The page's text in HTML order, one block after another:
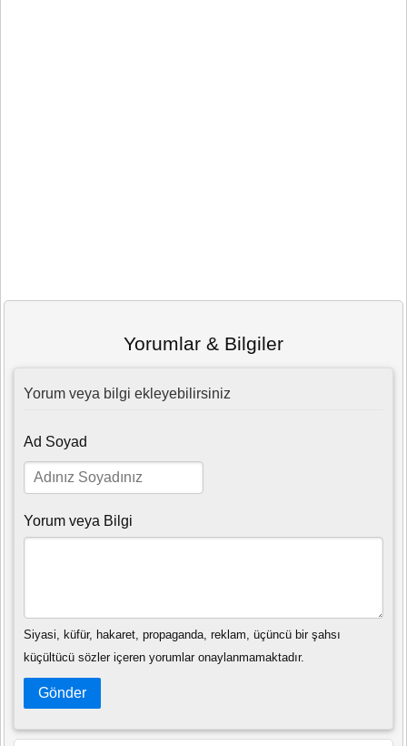
Yorumlar & Bilgiler
Yorum veya bilgi ekleyebilirsiniz
Ad Soyad
Yorum veya Bilgi
Siyasi, küfür, hakaret, propaganda, reklam, üçüncü bir şahsı
küçültücü sözler içeren yorumlar onaylanmamaktadır.
Gönder